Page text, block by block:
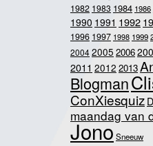
1982 1983 1984 1986
1990 1991 1992
1996 1997 1998 1999
20042005 2006
2011 2012 2013
Blogman
ConXiesquiz
maandag van
JonoSneeuw